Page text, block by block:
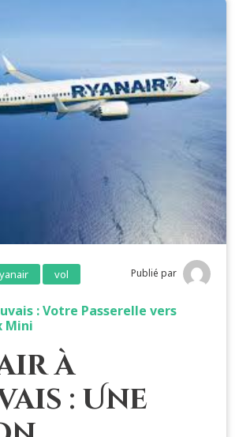
vol Publié par
: Votre Passerelle vers
Mini
à
: Une